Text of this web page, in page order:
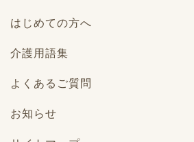
はじめての方へ
介護用語集
よくあるご質問
お知らせ